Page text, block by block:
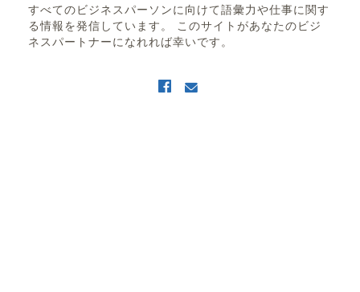
すべてのビジネスパーソンに向けて語彙力や仕事に関す
る情報を発信しています。 このサイトがあなたのビジ
ネスパートナーになれれば幸いです。